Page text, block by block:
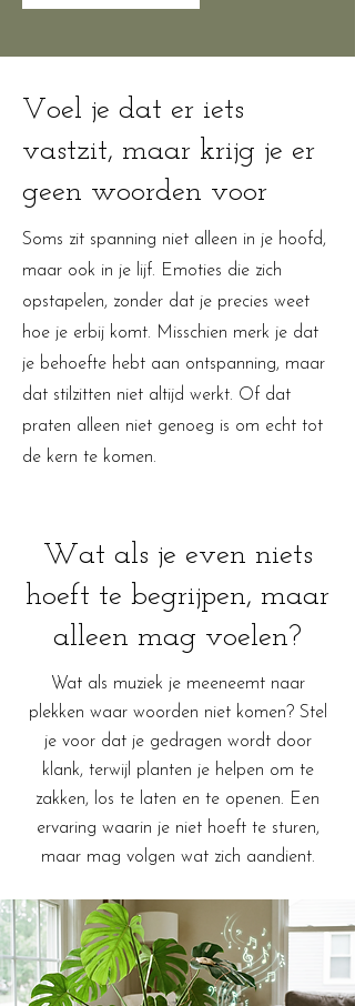
Voel je dat er iets
vastzit, maar krijg je er
geen woorden voor
Soms zit spanning niet alleen in je hoofd,
maar ook in je lijf. Emoties die zich
opstapelen, zonder dat je precies weet
hoe je erbij komt. Misschien merk je dat
je behoefte hebt aan ontspanning, maar
dat stilzitten niet altijd werkt. Of dat
praten alleen niet genoeg is om echt tot
de kern te komen.
Wat als je even niets
hoeft te begrijpen, maar
alleen mag voelen?
Wat als muziek je meeneemt naar
plekken waar woorden niet komen? Stel
je voor dat je gedragen wordt door
klank, terwijl planten je helpen om te
zakken, los te laten en te openen. Een
ervaring waarin je niet hoeft te sturen,
maar mag volgen wat zich aandient.